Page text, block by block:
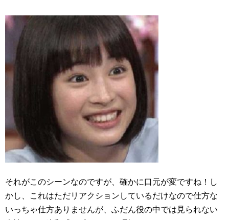
それがこのシーンなのですが、確かに口元が変ですね！し
かし、これはただリアクションしているだけなので仕方な
いっちゃ仕方ありませんが、ふだん役の中では見られない